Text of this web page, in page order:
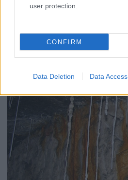
user protection.
CONFIRM
Data Deletion Data Access
Zubreczki Dávid•2011. november 24.